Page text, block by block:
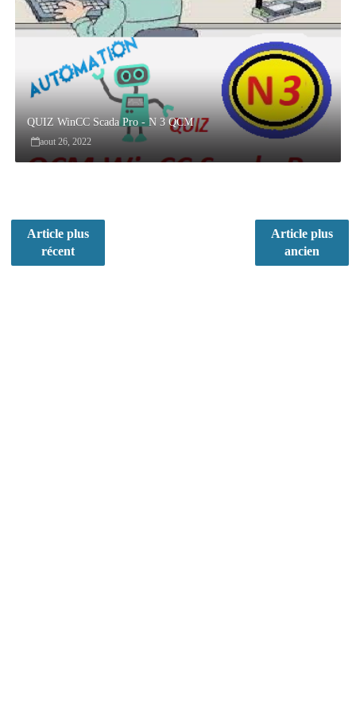
QUIZ WinCC Scada Pro - N 3 QCM
aout 26, 2022
Article plus
récent
Article plus
ancien